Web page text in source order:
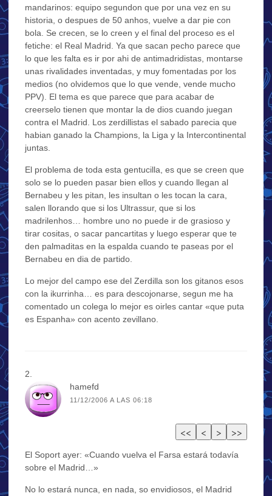
mandarinos: equipo segundon que por una vez en su
historia, o despues de 50 anhos, vuelve a dar pie con
bola. Se crecen, se lo creen y el final del proceso es el
fetiche: el Real Madrid. Ya que sacan pecho parece que
lo que les falta es ir por ahi de antimadridistas, montarse
unas rivalidades inventadas, y muy fomentadas por los
medios (no olvidemos que lo que vende, vende mucho
PPV). El tema es que parece que para acabar de
creerselo tienen que montar la de dios cuando juegan
contra el Madrid. Los zerdillistas el sabado parecia que
habian ganado la Champions, la Liga y la Intercontinental
juntas.
El problema de toda esta gentucilla, es que se creen que
solo se lo pueden pasar bien ellos y cuando llegan al
Bernabeu y les pitan, les insultan o les tocan la cara,
salen llorando que si los Ultrassur, que si los
madrilenhos… hombre uno no puede ir de grasioso y
tirar cositas, o sacar pancartitas y luego esperar que te
den palmaditas en la espalda cuando te paseas por el
Bernabeu en dia de partido.
Lo mejor del campo ese del Zerdilla son los gitanos esos
con la ikurrinha… es para descojonarse, segun me ha
comentado un colega lo mejor es oirles cantar «que puta
es Espanha» con acento zevillano.
hamefd
11/12/2006 A LAS 06:18
El Soport ayer: «Cuando vuelva el Farsa estará todavía
sobre el Madrid…»
No lo estará nunca, en nada, so envidiosos, el Madrid